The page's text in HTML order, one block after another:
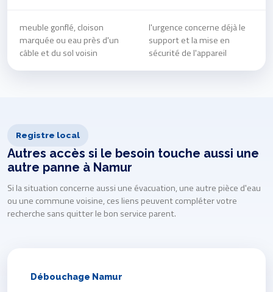
meuble gonflé, cloison
marquée ou eau près d'un
câble et du sol voisin
l'urgence concerne déjà le
support et la mise en
sécurité de l'appareil
Registre local
Autres accès si le besoin touche aussi une
autre panne à Namur
Si la situation concerne aussi une évacuation, une autre pièce d'eau
ou une commune voisine, ces liens peuvent compléter votre
recherche sans quitter le bon service parent.
Débouchage Namur